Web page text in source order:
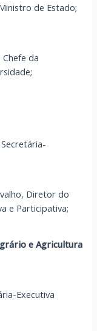
de Estado;
da
Diretor do
e Participativa;
e Agricultura
Executiva